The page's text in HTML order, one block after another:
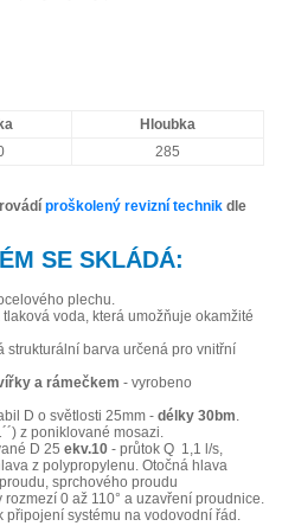
Hloubka
285
proškolený revizní technik dle
SE SKLÁDÁ:
plechu.
voda, která umožňuje okamžité
strukturální barva určená pro vnitřní
a rámečkem - vyrobeno
D o světlosti 25mm - délky 30bm.
z poniklované mosazi.
D 25 ekv.10 - průtok Q 1,1 l/s,
z polypropylenu. Otočná hlava
sprchového proudu
0 až 110° a uzavření proudnice.
připojení systému na vodovodní řád.